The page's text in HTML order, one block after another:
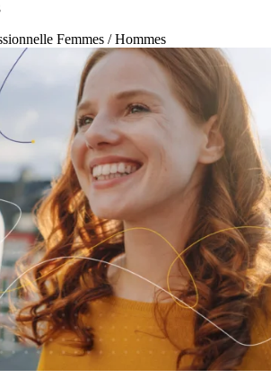
Femmes / Hommes